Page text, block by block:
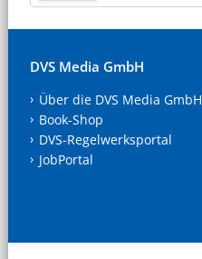
DVS Media GmbH
Über die DVS Media GmbH
Book-Shop
DVS-Regelwerksportal
JobPortal